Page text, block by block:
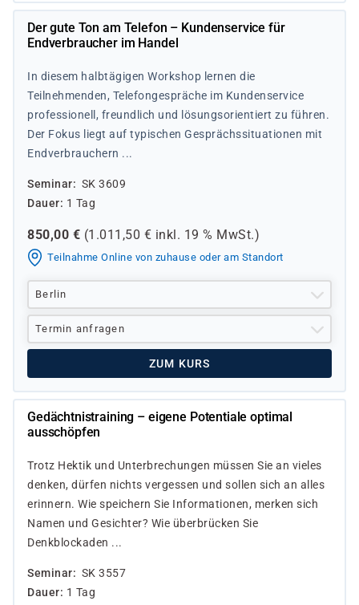
Der gute Ton am Telefon – Kundenservice für
Endverbraucher im Handel
In diesem halbtägigen Workshop lernen die
Teilnehmenden, Telefongespräche im Kundenservice
professionell, freundlich und lösungsorientiert zu führen.
Der Fokus liegt auf typischen Gesprächssituationen mit
Endverbrauchern ...
Seminar
SK 3609
Dauer
1 Tag
850,00 € (1.011,50 € inkl. 19 % MwSt.)
Teilnahme Online von zuhause oder am Standort
Berlin
Termin anfragen
ZUM KURS
Gedächtnistraining – eigene Potentiale optimal
ausschöpfen
Trotz Hektik und Unterbrechungen müssen Sie an vieles
denken, dürfen nichts vergessen und sollen sich an alles
erinnern. Wie speichern Sie Informationen, merken sich
Namen und Gesichter? Wie überbrücken Sie
Denkblockaden ...
Seminar
SK 3557
Dauer
1 Tag